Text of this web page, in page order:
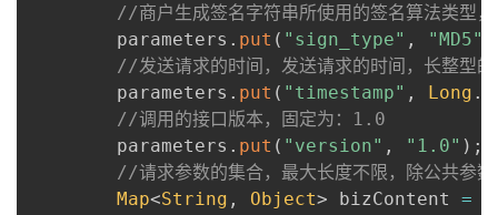
//商户生成签名字符串所使用的签名算法类型
        parameters
. put ( "sign_type" , "MD5"
//发送请求的时间，发送请求的时间，长整型
        parameters
. put ( "timestamp" , Long .
//调用的接口版本，固定为：1.0
        parameters
. put ( "version" , "1.0" ) ;
//请求参数的集合，最大长度不限，除公共参
Map<String , Object> bizContent =